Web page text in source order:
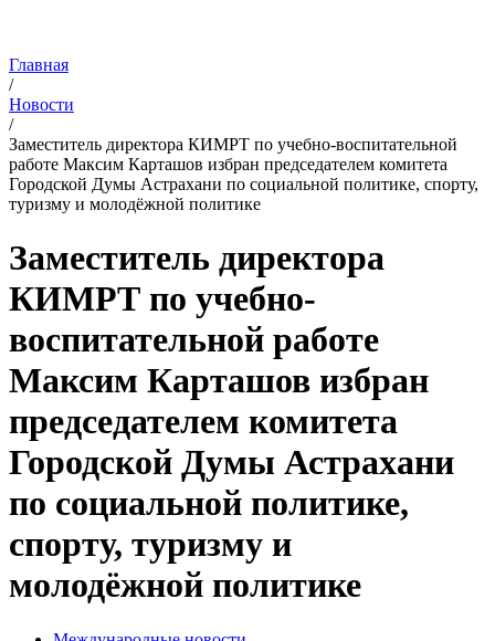
Главная
/
Новости
/
Заместитель директора КИМРТ по учебно-воспитательной
работе Максим Карташов избран председателем комитета
Городской Думы Астрахани по социальной политике, спорту,
туризму и молодёжной политике
Заместитель директора
КИМРТ по учебно-
воспитательной работе
Максим Карташов избран
председателем комитета
Городской Думы Астрахани
по социальной политике,
спорту, туризму и
молодёжной политике